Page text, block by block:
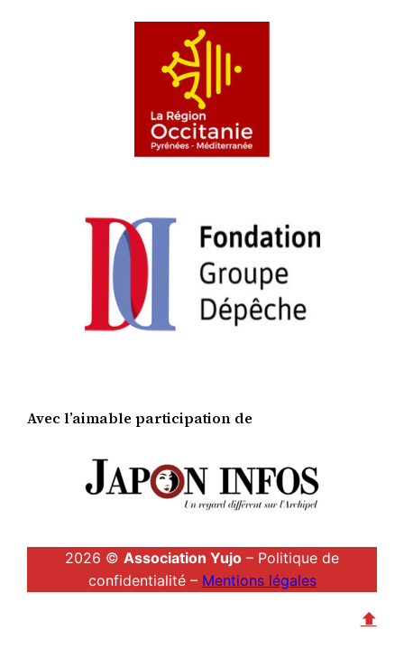
Avec l’aimable participation de
2026 © Association Yujo – Politique de
confidentialité – Mentions légales
⬆︎